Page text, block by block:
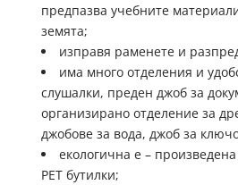
предпазва учебните
земята;
изправя раменете и
има много отделения и
слушалки, преден джоб за
организирано отделение за
джобове за вода, джоб за
екологична е –
PET бутилки;